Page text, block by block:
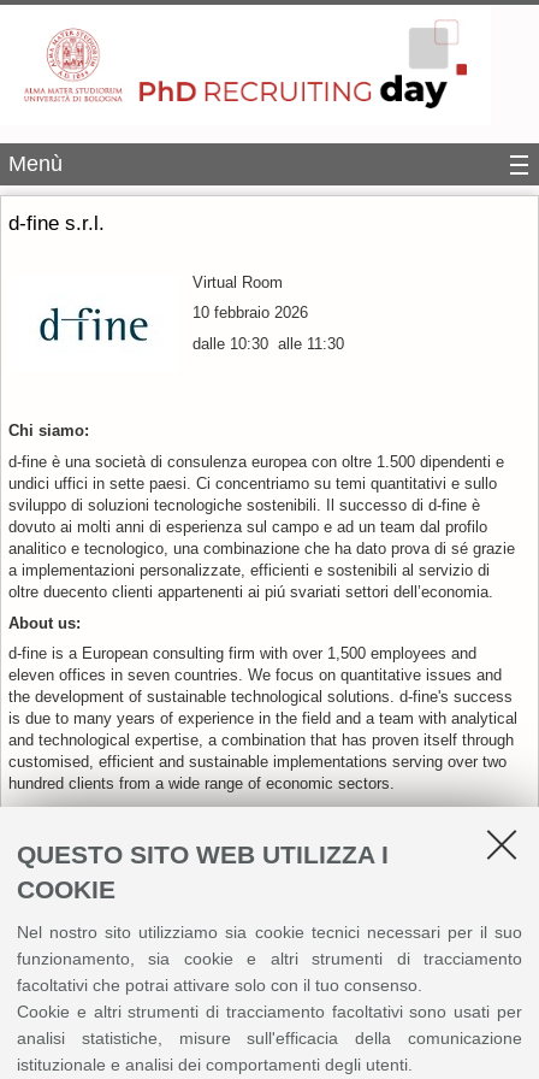
QUESTO SITO WEB UTILIZZA I
COOKIE
Nel nostro sito utilizziamo sia cookie tecnici necessari per il suo
funzionamento, sia cookie e altri strumenti di tracciamento
facoltativi che potrai attivare solo con il tuo consenso.
Cookie e altri strumenti di tracciamento facoltativi sono usati per
analisi statistiche, misure sull'efficacia della comunicazione
istituzionale e analisi dei comportamenti degli utenti.
Menù
d-fine s.r.l.
Virtual Room
10 febbraio 2026
dalle 10:30 alle 11:30
Chi siamo:
d-fine è una società di consulenza europea con oltre 1.500 dipendenti e
undici uffici in sette paesi. Ci concentriamo su temi quantitativi e sullo
sviluppo di soluzioni tecnologiche sostenibili. Il successo di d-fine è
dovuto ai molti anni di esperienza sul campo e ad un team dal profilo
analitico e tecnologico, una combinazione che ha dato prova di sé grazie
a implementazioni personalizzate, efficienti e sostenibili al servizio di
oltre duecento clienti appartenenti ai piú svariati settori dell’economia.
About us:
d-fine is a European consulting firm with over 1,500 employees and
eleven offices in seven countries. We focus on quantitative issues and
the development of sustainable technological solutions. d-fine's success
is due to many years of experience in the field and a team with analytical
and technological expertise, a combination that has proven itself through
customised, efficient and sustainable implementations serving over two
hundred clients from a wide range of economic sectors.
Sito web aziendale:
Settore merceologico: